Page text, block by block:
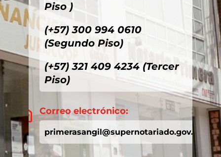
Piso )
(+57) 300 994 0610
(Segundo Piso)
(+57) 321 409 4234 (Tercer
Piso)
 Correo electrónico:
primerasangil@supernotariado.gov.co